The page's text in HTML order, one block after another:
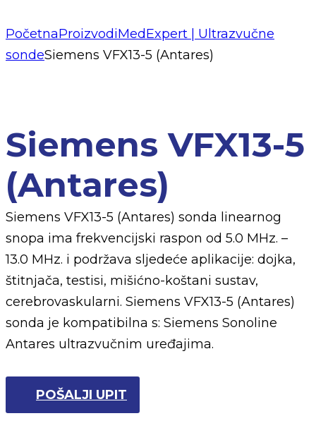
PočetnaProizvodiMedExpert | Ultrazvučne
sondeSiemens VFX13-5 (Antares)
Siemens VFX13-5
(Antares)
Siemens VFX13-5 (Antares) sonda linearnog
snopa ima frekvencijski raspon od 5.0 MHz. –
13.0 MHz. i podržava sljedeće aplikacije: dojka,
štitnjača, testisi, mišićno-koštani sustav,
cerebrovaskularni. Siemens VFX13-5 (Antares)
sonda je kompatibilna s: Siemens Sonoline
Antares ultrazvučnim uređajima.
POŠALJI UPIT